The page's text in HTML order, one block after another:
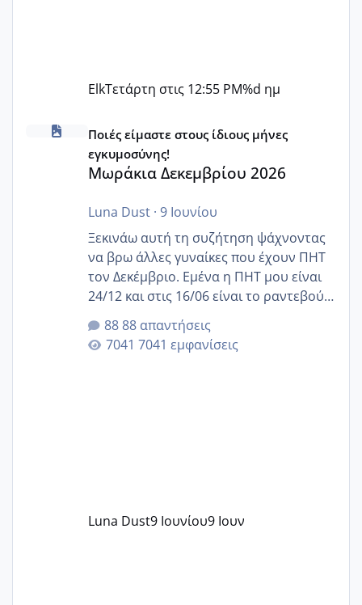
ElkΤετάρτη στις 12:55 PM%d ημ
Μωράκια Δεκεμβρίου 2026
Ποιές είμαστε στους ίδιους μήνες
εγκυμοσύνης!
Μωράκια Δεκεμβρίου 2026
Luna Dust· 9 Ιουνίου
Ξεκινάω αυτή τη συζήτηση ψάχνοντας
να βρω άλλες γυναίκες που έχουν ΠΗΤ
τον Δεκέμβριο. Εμένα η ΠΗΤ μου είναι
24/12 και στις 16/06 είναι το ραντεβού
της αυχενικής διαφάνειας. Έχω αρκετό
άγχος και οι μέρες δεν φαίνεται να
περνάνε με τίποτα.
88 απαντήσεις
7041 εμφανίσεις
Luna Dust9 Ιουνίου9 Ιουν